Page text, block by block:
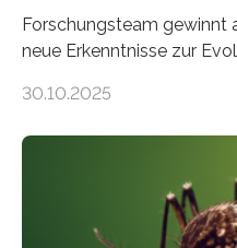
Forschungsteam gewinnt
neue Erkenntnisse zur
Landpflanzen zählen zu
Grünalgen, die vor
lebten. Unter den
die noch heute in der
30.10.2025